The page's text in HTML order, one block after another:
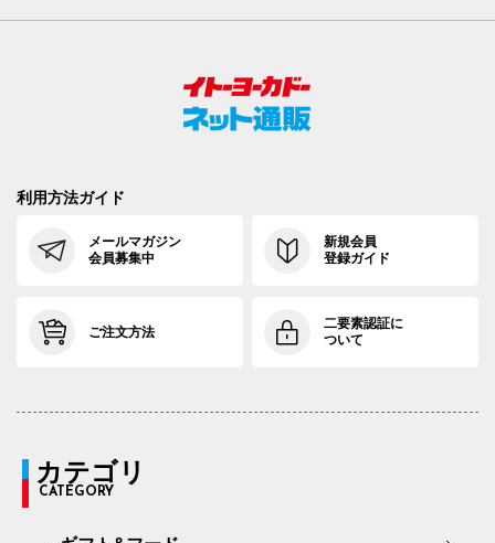
利用方法ガイド
メールマガジン
会員募集中
新規会員
登録ガイド
ご注文方法
二要素認証に
ついて
カテゴリ
CATEGORY